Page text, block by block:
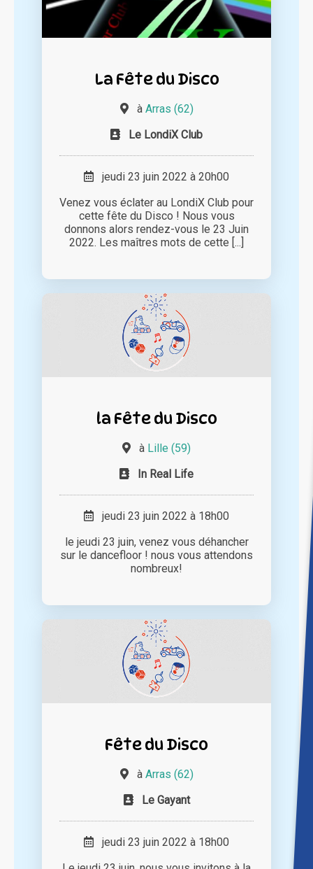
La Fête du Disco
à Arras (62)
Le LondiX Club
jeudi 23 juin 2022 à 20h00
Venez vous éclater au LondiX Club pour
cette fête du Disco ! Nous vous
donnons alors rendez-vous le 23 Juin
2022. Les maîtres mots de cette [...]
la Fête du Disco
à Lille (59)
In Real Life
jeudi 23 juin 2022 à 18h00
le jeudi 23 juin, venez vous déhancher
sur le dancefloor ! nous vous attendons
nombreux!
Fête du Disco
à Arras (62)
Le Gayant
jeudi 23 juin 2022 à 18h00